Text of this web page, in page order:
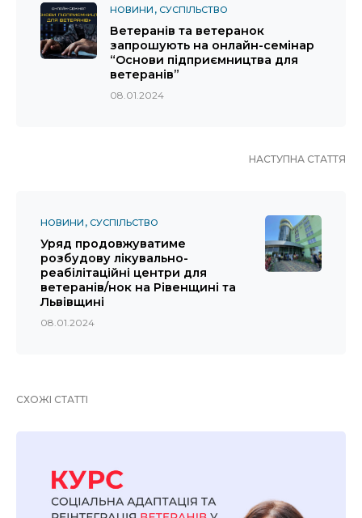
НОВИНИ СУСПІЛЬСТВО
Ветеранів та ветеранок
запрошують на онлайн-семінар
“Основи підприємництва для
ветеранів”
08.01.2024
НАСТУПНА СТАТТЯ
НОВИНИ СУСПІЛЬСТВО
Уряд продовжуватиме
розбудову лікувально-
реабілітаційні центри для
ветеранів/нок на Рівенщині та
Львівщині
08.01.2024
СХОЖІ СТАТТІ